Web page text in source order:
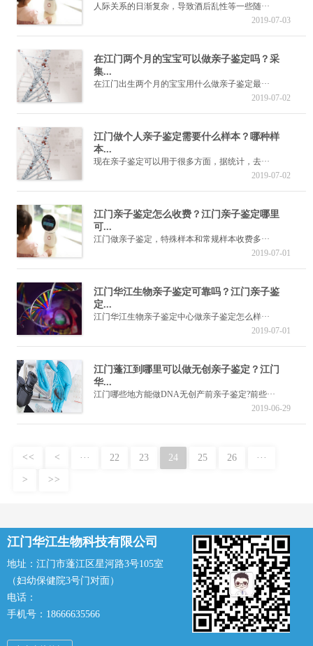
人际关系的日渐复杂，导致酒后乱性等一些随···
2019-07-03
在江门两个月的宝宝可以做亲子鉴定吗？采
集...
在江门出生两个月的宝宝用什么做亲子鉴定最···
2019-07-02
江门做个人亲子鉴定需要什么样本？哪种样
本...
现在亲子鉴定可以用于很多方面，据统计，去···
2019-07-02
江门亲子鉴定怎么收费？江门亲子鉴定哪里
可...
江门做亲子鉴定，特殊样本和常规样本收费多···
2019-07-01
江门华江生物亲子鉴定可靠吗？江门亲子鉴
定...
江门华江生物亲子鉴定中心做亲子鉴定怎么样···
2019-07-01
江门蓬江到哪里可以做无创亲子鉴定？江门
华...
江门哪些地方能做DNA无创产前亲子鉴定?前些···
2019-06-29
<< < ··· 22 23 24 25 26 ···
> >>
江门华江生物科技有限公司
地址：江门市蓬江区星河路3号105室
（妇幼保健院3号门对面）
电话：
手机号：18666635566